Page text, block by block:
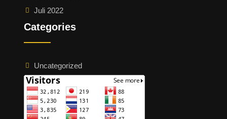
Juli 2022
Categories
Uncategorized